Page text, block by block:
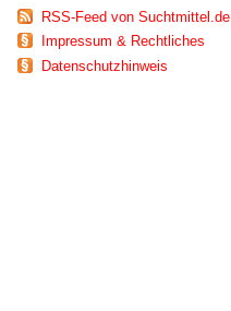
Computersucht
Ess-Brechsucht
Essstörungen
Fernsehsucht
RSS-Feed von Suchtmittel.de
Impressum & Rechtliches
Datenschutzhinweis